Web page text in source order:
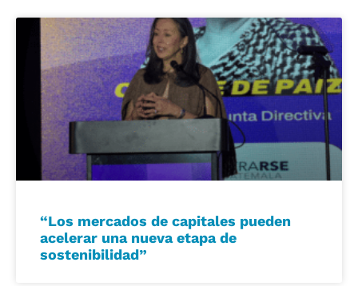
“Los mercados de capitales pueden
acelerar una nueva etapa de
sostenibilidad”